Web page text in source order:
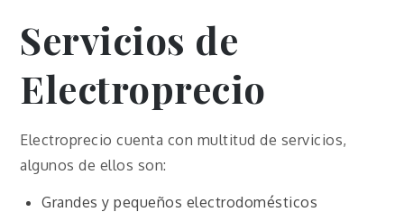
Servicios de
Electroprecio
Electroprecio cuenta con multitud de servicios,
algunos de ellos son:
Grandes y pequeños electrodomésticos